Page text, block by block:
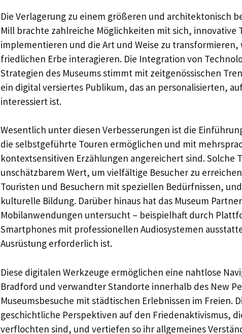
Die Verlagerung zu einem größeren und architektonisch
Mill brachte zahlreiche Möglichkeiten mit sich, innovative
implementieren und die Art und Weise zu transformieren,
friedlichen Erbe interagieren. Die Integration von
Strategien des Museums stimmt mit zeitgenössischen
ein digital versiertes Publikum, das an personalisierten,
interessiert ist.
Wesentlich unter diesen Verbesserungen ist die
die selbstgeführte Touren ermöglichen und mit
kontextsensitiven Erzählungen angereichert sind. Solche
unschätzbarem Wert, um vielfältige Besucher zu
Touristen und Besuchern mit speziellen Bedürfnissen,
kulturelle Bildung. Darüber hinaus hat das Museum
Mobilanwendungen untersucht – beispielhaft durch
Smartphones mit professionellen Audiosystemen
Ausrüstung erforderlich ist.
Diese digitalen Werkzeuge ermöglichen eine nahtlose
Bradford und verwandter Standorte innerhalb des New
Museumsbesuche mit städtischen Erlebnissen im Freien.
geschichtliche Perspektiven auf den Friedenaktivismus,
verflochten sind, und vertiefen so ihr allgemeines